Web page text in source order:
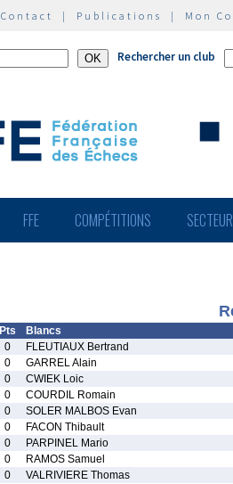
Contact | Publications | Mon
Rechercher un club
FFE COMPÉTITIONS
Pts
Blancs
0
FLEUTIAUX Bertrand
0
GARREL Alain
0
CWIEK Loic
0
COURDIL Romain
0
SOLER MALBOS Evan
0
FACON Thibault
0
PARPINEL Mario
0
RAMOS Samuel
0
VALRIVIERE Thomas